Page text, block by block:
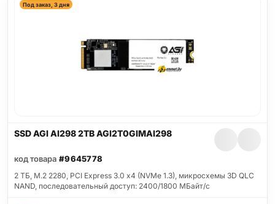
Под заказ, 3 дня
SSD AGI AI298 2TB AGI2T0GIMAI298
код товара #9645778
2 ТБ, M.2 2280, PCI Express 3.0 x4 (NVMe 1.3), микросхемы 3D QLC
NAND, последовательный доступ: 2400/1800 МБайт/с